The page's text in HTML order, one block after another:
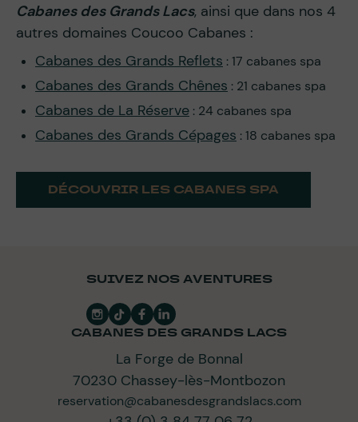
Cabanes des Grands Lacs, ainsi que dans nos 4
autres domaines Coucoo Cabanes :
Cabanes des Grands Reflets : 17 cabanes spa
Cabanes des Grands Chênes : 21 cabanes spa
Cabanes de La Réserve : 24 cabanes spa
Cabanes des Grands Cépages : 18 cabanes spa
DÉCOUVRIR LES CABANES SPA
SUIVEZ NOS AVENTURES
CABANES DES GRANDS LACS
La Forge de Bonnal
70230 Chassey-lès-Montbozon
reservation@cabanesdesgrandslacs.com